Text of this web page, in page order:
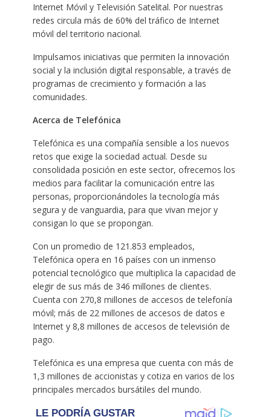
Internet Móvil y Televisión Satelital. Por nuestras
redes circula más de 60% del tráfico de Internet
móvil del territorio nacional.
Impulsamos iniciativas que permiten la innovación
social y la inclusión digital responsable, a través de
programas de crecimiento y formación a las
comunidades.
Acerca de Telefónica
Telefónica es una compañía sensible a los nuevos
retos que exige la sociedad actual. Desde su
consolidada posición en este sector, ofrecemos los
medios para facilitar la comunicación entre las
personas, proporcionándoles la tecnología más
segura y de vanguardia, para que vivan mejor y
consigan lo que se propongan.
Con un promedio de 121.853 empleados,
Telefónica opera en 16 países con un inmenso
potencial tecnológico que multiplica la capacidad de
elegir de sus más de 346 millones de clientes.
Cuenta con 270,8 millones de accesos de telefonía
móvil; más de 22 millones de accesos de datos e
Internet y 8,8 millones de accesos de televisión de
pago.
Telefónica es una empresa que cuenta con más de
1,3 millones de accionistas y cotiza en varios de los
principales mercados bursátiles del mundo.